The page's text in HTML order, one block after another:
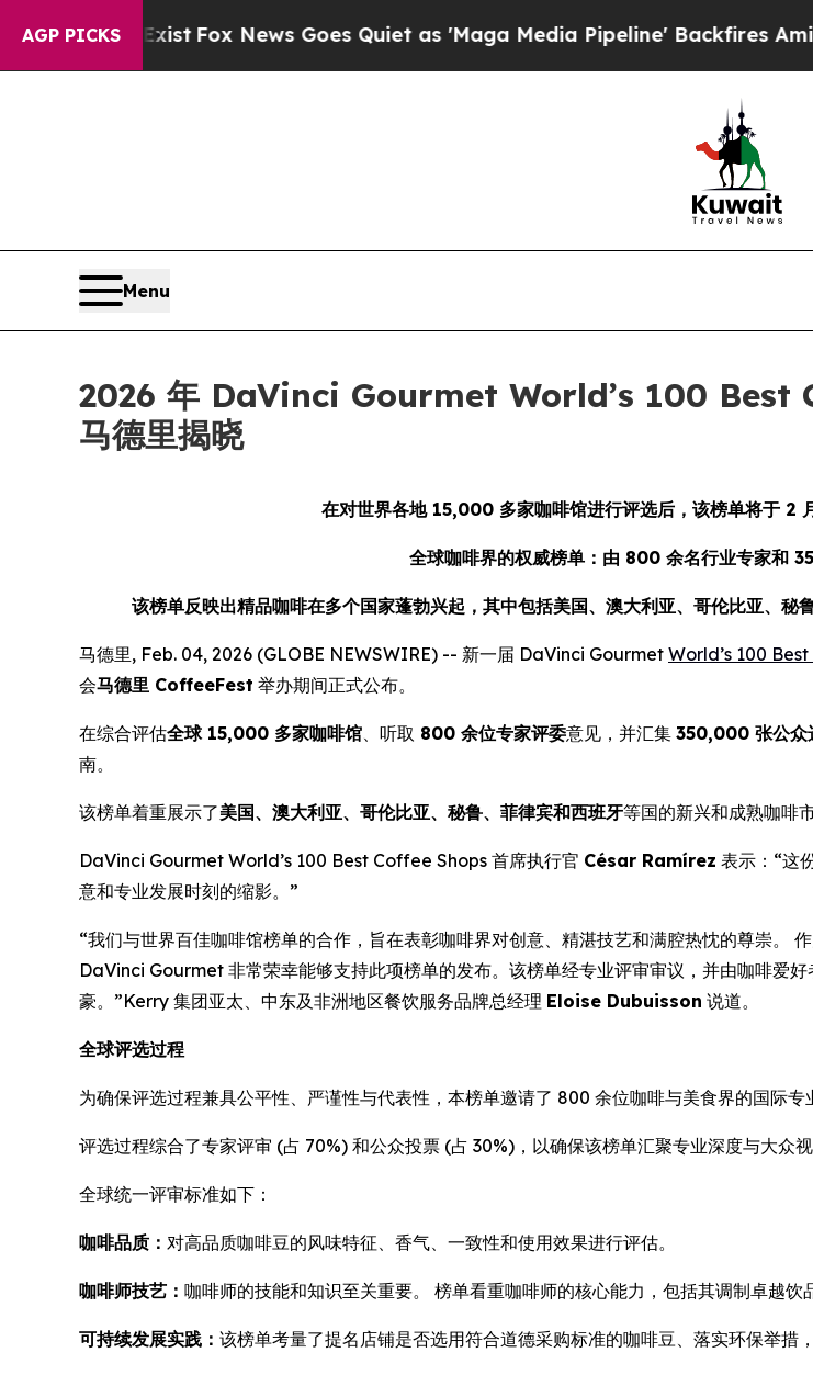
AGP PICKS
ExistFox News Goes Quiet as 'Maga Media Pipeline' Backfires Amid Rumors
Menu
2026 年 DaVinci Gourmet World’s 100 Best
马德里揭晓
在对世界各地 15,000 多家咖啡馆进行评选后，该榜单将于
全球咖啡界的权威榜单：由 800 余名行业专家和
该榜单反映出精品咖啡在多个国家蓬勃兴起，其中包括美国、澳大利亚、哥伦比亚、
马德里, Feb. 04, 2026 (GLOBE NEWSWIRE) -- 新一届 DaVinci Gourmet World’s 100
会马德里 CoffeeFest 举办期间正式公布。
在综合评估全球 15,000 多家咖啡馆、听取 800 余位专家评委意见，并汇集 350,000 张公众
南。
该榜单着重展示了美国、澳大利亚、哥伦比亚、秘鲁、菲律宾和西班牙等国的新兴和成熟咖啡
DaVinci Gourmet World’s 100 Best Coffee Shops 首席执行官 César Ramírez 表示：“这
意和专业发展时刻的缩影。”
“我们与世界百佳咖啡馆榜单的合作，旨在表彰咖啡界对创意、精湛技艺和满腔热忱的尊崇。
DaVinci Gourmet 非常荣幸能够支持此项榜单的发布。该榜单经专业评审审议，并由咖啡爱
豪。”Kerry 集团亚太、中东及非洲地区餐饮服务品牌总经理 Eloise Dubuisson 说道。
全球评选过程
为确保评选过程兼具公平性、严谨性与代表性，本榜单邀请了 800 余位咖啡与美食界的国际专
评选过程综合了专家评审 (占 70%) 和公众投票 (占 30%)，以确保该榜单汇聚专业深度与大众
全球统一评审标准如下：
咖啡品质： 对高品质咖啡豆的风味特征、香气、一致性和使用效果进行评估。
咖啡师技艺： 咖啡师的技能和知识至关重要。 榜单看重咖啡师的核心能力，包括其调制卓越
可持续发展实践： 该榜单考量了提名店铺是否选用符合道德采购标准的咖啡豆、落实环保举措